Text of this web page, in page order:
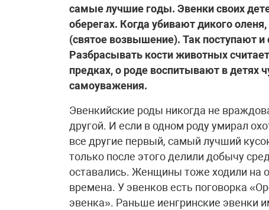
самые лучшие годы. Эвенки своих
оберегах. Когда убивают дикого
(святое возвышение). Так поступают
Разбрасывать кости животных
предках, о роде воспитывают в детях
самоуважения.
Эвенкийские роды никогда не
другой. И если в одном роду умирал
все другие первый, самый лучший
только после этого делили добычу
оставались. Женщины тоже ходили на
времена. У эвенков есть поговорка
эвенка». Раньше иенгринские эвенки